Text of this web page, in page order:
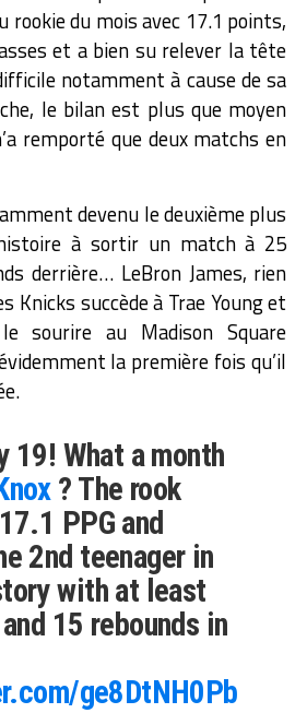
rookie du mois avec 17.1 points,
et a bien su relever la tête
notamment à cause de sa
le bilan est plus que moyen
remporté que deux matchs en
devenu le deuxième plus
à sortir un match à 25
derrière… LeBron James, rien
Knicks succède à Trae Young et
sourire au Madison Square
la première fois qu’il
19! What a month
? The rook
PPG and
2nd teenager in
with at least
15 rebounds in
ge8DtNH0Pb